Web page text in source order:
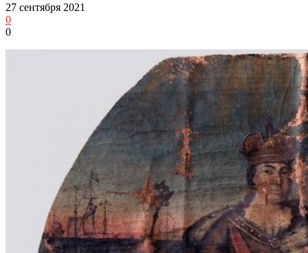
27 сентября 2021
0
0